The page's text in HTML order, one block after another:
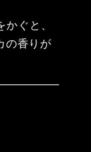
ぐと、
の香りが